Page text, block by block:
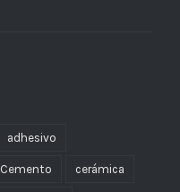
adhesivo
Cemento cerámica